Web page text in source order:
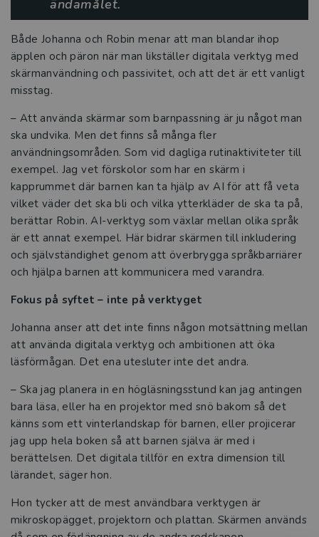
långsiktiga kvalitetsarbete
I Luleå satsar man på en helhetslösning
för kompetensutvecklingen
för alla barns bästa
Språkfrämjande arbete
Digitala utbildningspaket förskola
Kompetensutveckling för dig inom skola
och fritidshem
Kataloger 2026
ändamålet.
Både Johanna och Robin menar att man blandar ihop
äpplen och päron när man likställer digitala verktyg med
skärmanvändning och passivitet, och att det är ett vanligt
misstag.
– Att använda skärmar som barnpassning är ju något man
ska undvika. Men det finns så många fler
användningsområden. Som vid dagliga rutinaktiviteter till
exempel. Jag vet förskolor som har en skärm i
kapprummet där barnen kan ta hjälp av AI för att få veta
vilket väder det ska bli och vilka ytterkläder de ska ta på,
berättar Robin. AI-verktyg som växlar mellan olika språk
är ett annat exempel. Här bidrar skärmen till inkludering
och självständighet genom att överbrygga språkbarriärer
och hjälpa barnen att kommunicera med varandra.
Fokus på syftet – inte på verktyget
Johanna anser att det inte finns någon motsättning mellan
att använda digitala verktyg och ambitionen att öka
läsförmågan. Det ena utesluter inte det andra.
– Ska jag planera in en högläsningsstund kan jag antingen
bara läsa, eller ha en projektor med snö bakom så det
känns som ett vinterlandskap för barnen, eller projicerar
jag upp hela boken så att barnen själva är med i
berättelsen. Det digitala tillför en extra dimension till
lärandet, säger hon.
Hon tycker att de mest användbara verktygen är
mikroskopägget, projektorn och plattan. Skärmen används